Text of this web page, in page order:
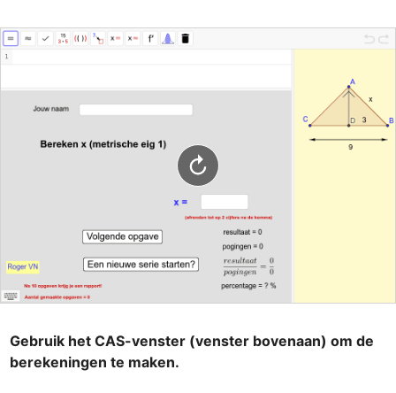
Gebruik het CAS-venster (venster bovenaan) om de
berekeningen te maken.